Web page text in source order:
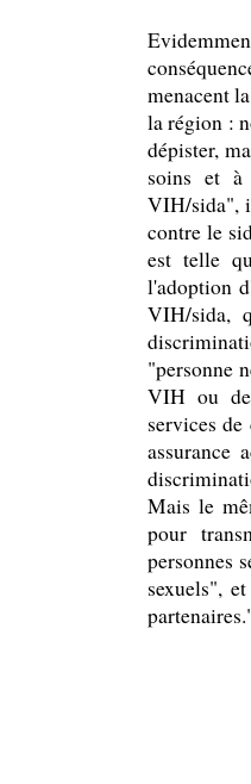
menacent
la région :
dépister,
soins et à
VIH/sida",
contre le
est telle
l'adoption
VIH/sida,
"personne
VIH ou
services
assurance
Mais le
pour
personnes
sexuels",